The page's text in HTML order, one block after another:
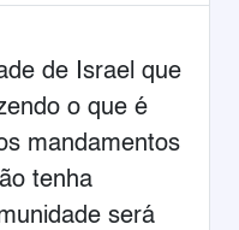
de Israel que
o que é
mandamentos
tenha
será